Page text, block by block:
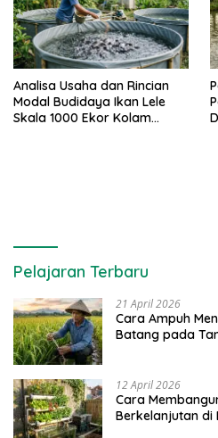
Analisa Usaha dan Rincian
Modal Budidaya Ikan Lele
Skala 1000 Ekor Kolam
Pelajaran Terbaru
21 April 2026
Cara Ampuh
Batang pada
12 April 2026
Cara
Berkelanjutan di